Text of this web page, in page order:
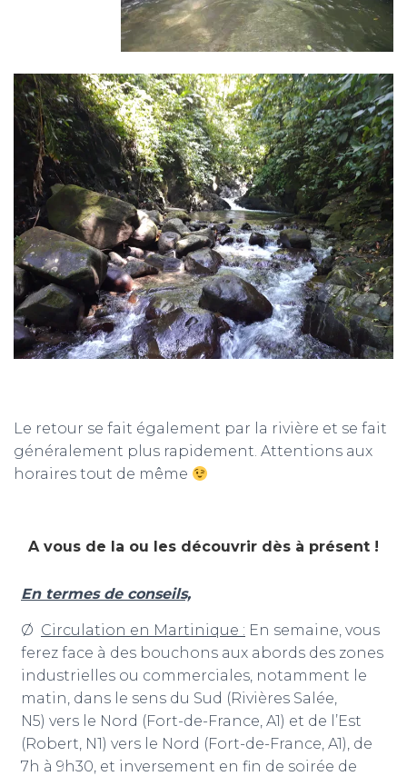
Le retour se fait également par la rivière et se fait
généralement plus rapidement. Attentions aux
horaires tout de même
A vous de la ou les découvrir dès à présent !
En termes de conseils,
Ø Circulation en Martinique : En semaine, vous
ferez face à des bouchons aux abords des zones
industrielles ou commerciales, notamment le
matin, dans le sens du Sud (Rivières Salée,
N5) vers le Nord (Fort-de-France, A1) et de l’Est
(Robert, N1) vers le Nord (Fort-de-France, A1), de
7h à 9h30, et inversement en fin de soirée de